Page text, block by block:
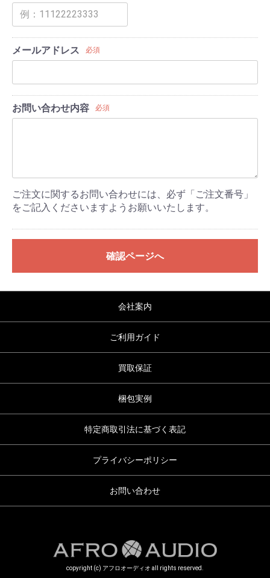
メールアドレス 必須
お問い合わせ内容 必須
ご注文に関するお問い合わせには、必ず「ご注文番号」
をご記入くださいますようお願いいたします。
確認ページへ
会社案内
ご利用ガイド
買取保証
梱包実例
特定商取引法に基づく表記
プライバシーポリシー
お問い合わせ
copyright (c) アフロオーディオ all rights reserved.